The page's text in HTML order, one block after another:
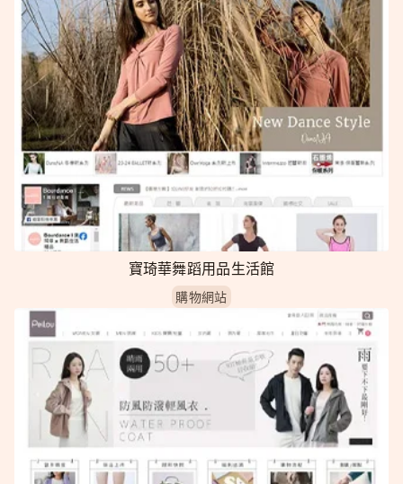
寶琦華舞蹈用品生活館
購物網站